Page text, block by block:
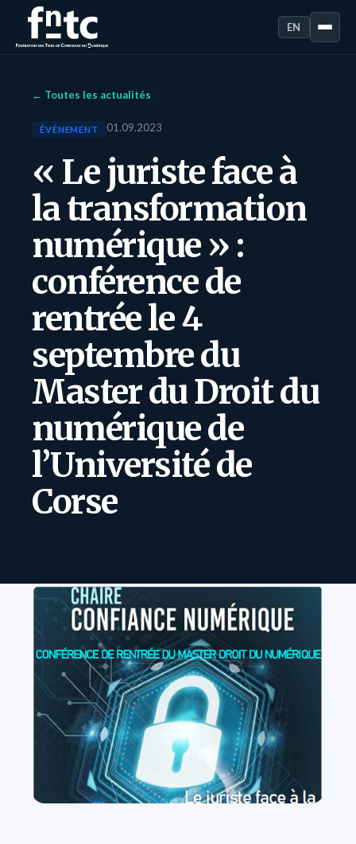
EN
← Toutes les actualités
ÉVÉNEMENT 01.09.2023
« Le juriste face à
la transformation
numérique » :
conférence de
rentrée le 4
septembre du
Master du Droit du
numérique de
l’Université de
Corse